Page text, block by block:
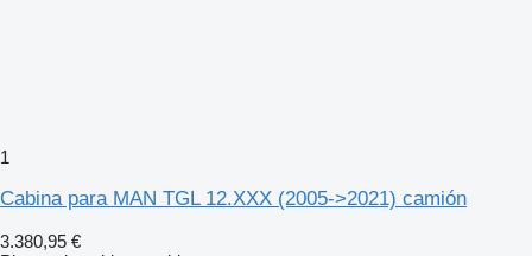
1
Cabina para MAN TGL 12.XXX (2005->2021) camión
3.380,95 €